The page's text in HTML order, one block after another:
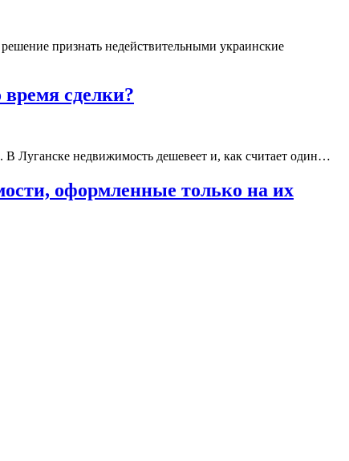
признать недействительными украинские
сделки?
В Луганске недвижимость дешевеет и, как считает один…
оформленные только на их